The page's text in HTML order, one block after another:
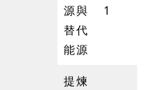
源與
替代
能源
1
提煉